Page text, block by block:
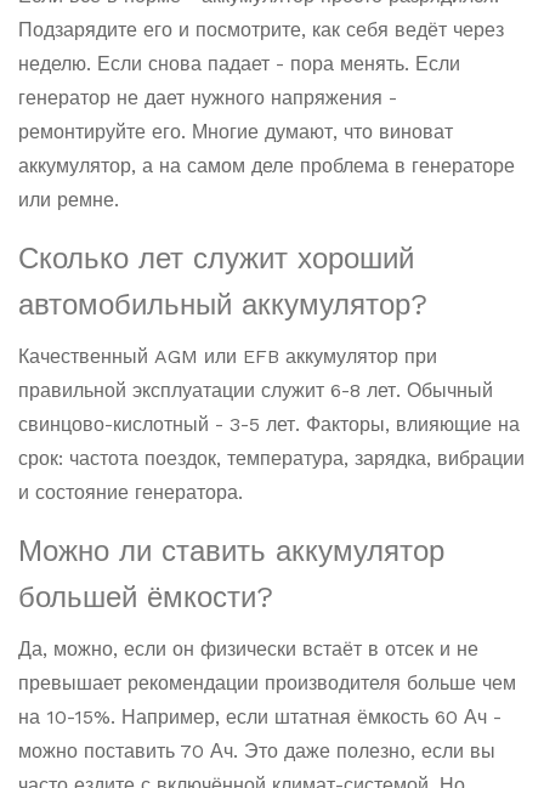
Подзарядите его и посмотрите, как себя ведёт через
неделю. Если снова падает - пора менять. Если
генератор не дает нужного напряжения -
ремонтируйте его. Многие думают, что виноват
аккумулятор, а на самом деле проблема в генераторе
или ремне.
Сколько лет служит хороший
автомобильный аккумулятор?
Качественный AGM или EFB аккумулятор при
правильной эксплуатации служит 6-8 лет. Обычный
свинцово-кислотный - 3-5 лет. Факторы, влияющие на
срок: частота поездок, температура, зарядка, вибрации
и состояние генератора.
Можно ли ставить аккумулятор
большей ёмкости?
Да, можно, если он физически встаёт в отсек и не
превышает рекомендации производителя больше чем
на 10-15%. Например, если штатная ёмкость 60 Ач -
можно поставить 70 Ач. Это даже полезно, если вы